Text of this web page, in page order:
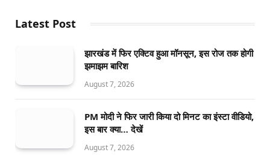
Latest Post
झारखंड में फिर एक्टिव हुआ मॉनसून, इस रोज तक होगी
झमाझम बारिश
August 7, 2026
PM मोदी ने फिर जारी किया दो मिनट का इंस्टा वीडियो,
इस बार क्या… देखें
August 7, 2026